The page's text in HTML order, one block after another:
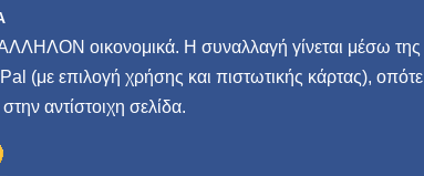
οικονομικά. Η συναλλαγή γίνεται μέσω της
(με επιλογή χρήσης και πιστωτικής κάρτας), οπότε
αντίστοιχη σελίδα.